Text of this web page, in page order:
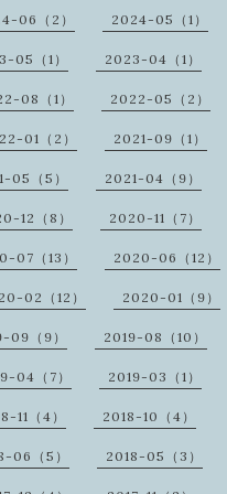
06（2） 2024-05（1）
05（1） 2023-04（1）
08（1） 2022-05（2）
01（2） 2021-09（1）
05（5） 2021-04（9）
12（8） 2020-11（7）
07（13） 2020-06（12）
02（12） 2020-01（9）
09（9） 2019-08（10）
04（7） 2019-03（1）
11（4） 2018-10（4）
06（5） 2018-05（3）